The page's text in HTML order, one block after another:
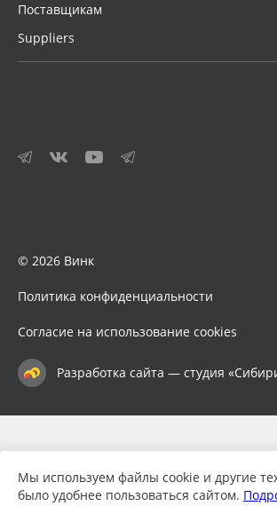
Поставщикам
Suppliers
© 2026 Винк
Политика конфиденциальности
Согласие на использование cookies
Разработка сайта — студия
Мы используем файлы cookie и другие
было удобнее пользоваться сайтом.